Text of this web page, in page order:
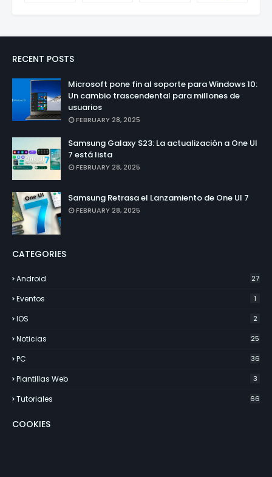
RECENT POSTS
Microsoft pone fin al soporte para Windows 10:
Un cambio trascendental para millones de
usuarios
FEBRUARY 28, 2025
Samsung Galaxy S23: La actualización a One UI
7 está lista
FEBRUARY 28, 2025
Samsung Retrasa el Lanzamiento de One UI 7
FEBRUARY 28, 2025
CATEGORIES
Android 27
Eventos 1
IOS 2
Noticias 25
PC 36
Plantillas Web 3
Tutoriales 66
COOKIES